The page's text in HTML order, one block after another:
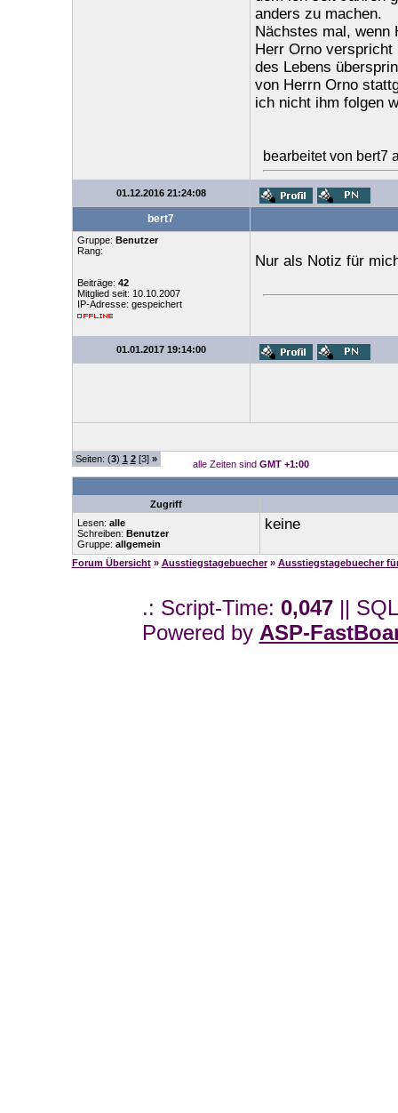
anders zu machen.
Nächstes mal, wenn
Herr Orno
des Lebens
von Herrn Orno
ich nicht ihm folgen
bearbeitet von bert7
01.12.2016 21:24:08
bert7
Gruppe: Benutzer
Rang:
Beiträge: 42
Mitglied seit: 10.10.2007
IP-Adresse: gespeichert
Nur als Notiz für
01.01.2017 19:14:00
Seiten: (3) 1 2[3] » alle Zeiten sind GMT +1:00
Zugriff
Lesen: alle
Schreiben: Benutzer
Gruppe: allgemein
keine
Forum Übersicht » Ausstiegstagebuecher » Ausstiegstagebuecher
.: Script-Time: 0,047||
Powered by ASP-